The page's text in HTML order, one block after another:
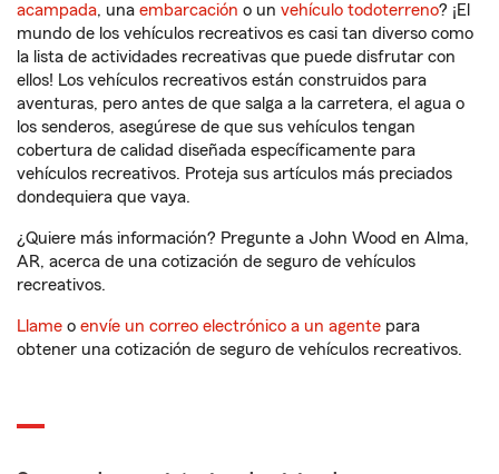
acampada, una embarcación o un vehículo todoterreno? ¡El
mundo de los vehículos recreativos es casi tan diverso como
la lista de actividades recreativas que puede disfrutar con
ellos! Los vehículos recreativos están construidos para
aventuras, pero antes de que salga a la carretera, el agua o
los senderos, asegúrese de que sus vehículos tengan
cobertura de calidad diseñada específicamente para
vehículos recreativos. Proteja sus artículos más preciados
dondequiera que vaya.
¿Quiere más información? Pregunte a John Wood en Alma,
AR, acerca de una cotización de seguro de vehículos
recreativos.
Llame o envíe un correo electrónico a un agente para
obtener una cotización de seguro de vehículos recreativos.